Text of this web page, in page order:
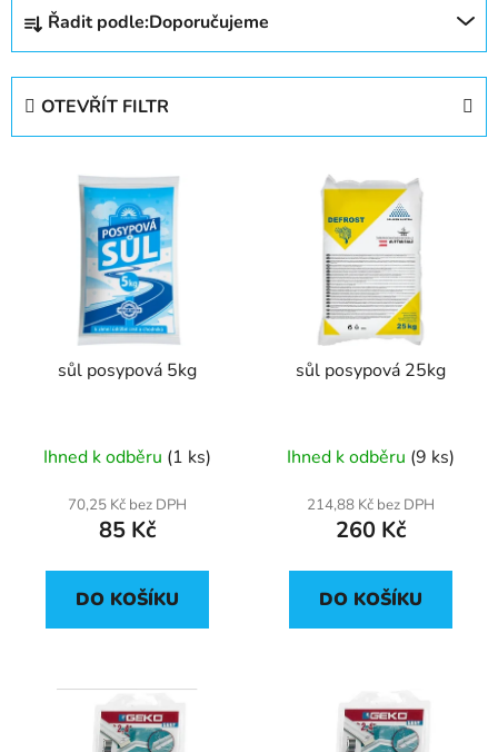
z
Řadit podle:Doporučujeme
OTEVŘÍT FILTR
sůl posypová 5kg
Ihned k odběru (1 ks)
70,25 Kč bez DPH
85 Kč
DO KOŠÍKU
sůl posypová 25kg
Ihned k odběru (9 ks)
214,88 Kč bez DPH
260 Kč
DO KOŠÍKU